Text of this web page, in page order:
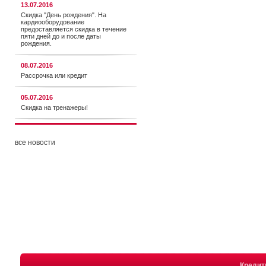
13.07.2016
Скидка "День рождения". На
кардиооборудование
предоставляется cкидка в течение
пяти дней до и после даты
рождения.
08.07.2016
Рассрочка или кредит
05.07.2016
Скидка на тренажеры!
все новости